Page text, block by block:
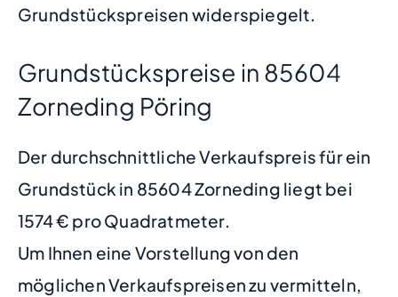
Grundstückspreisen widerspiegelt.
Grundstückspreise in 85604
Zorneding Pöring
Der durchschnittliche Verkaufspreis für ein
Grundstück in 85604 Zorneding liegt bei
1574 € pro Quadratmeter.
Um Ihnen eine Vorstellung von den
möglichen Verkaufspreisen zu vermitteln,